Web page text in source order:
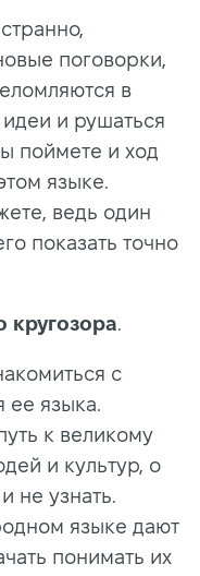
поговорки,
в
и рушаться
поймете и ход
языке.
ведь один
показать точно
кругозора.
с
ее языка.
к великому
и культур, о
не узнать.
языке дают
понимать их